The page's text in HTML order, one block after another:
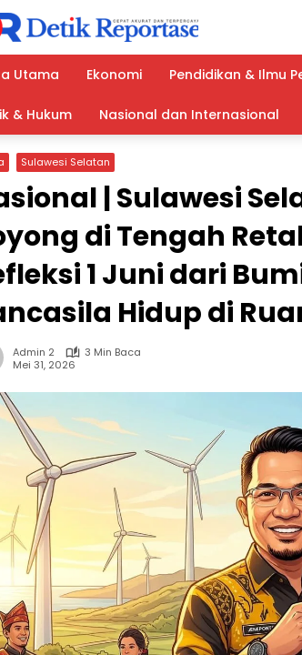
Utama
Ekonomi Pendidikan & Ilmu
& Hukum Nasional dan Internasional
Sulawesi Selatan
| Sulawesi
di Tengah
1 Juni dari
Hidup di
Admin 2
3 Min Baca
Mei 31, 2026